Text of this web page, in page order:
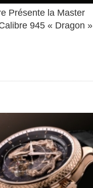
Présente la Master
945 « Dragon »